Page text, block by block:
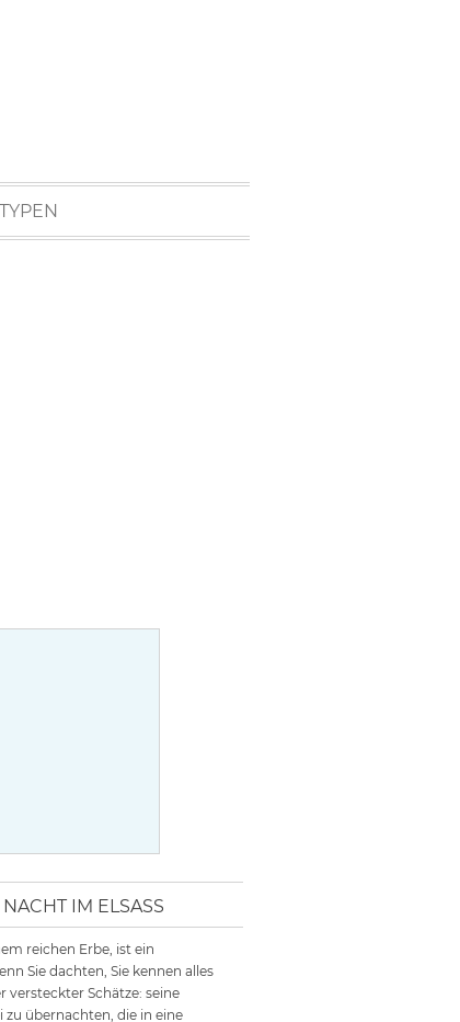
TYPEN
IM ELSASS
reichen Erbe, ist ein
Sie dachten, Sie kennen alles
versteckter Schätze: seine
zu übernachten, die in eine